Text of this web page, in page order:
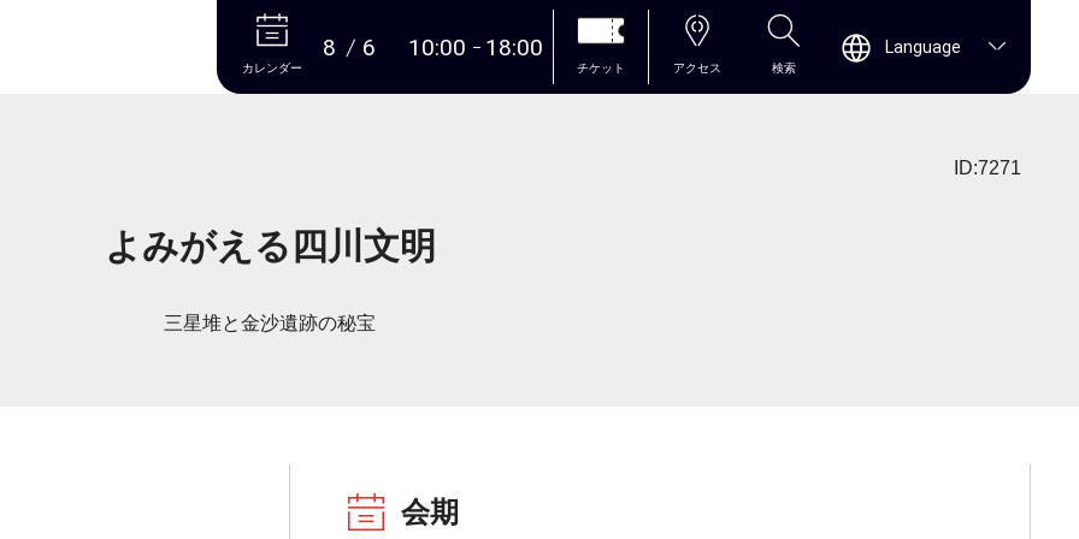
本文へ
カレンダー
8 6 10:00 18:00
チケット アクセス 検索
Language
ID:7271
よみがえる四川文明
三星堆と金沙遺跡の秘宝
会期